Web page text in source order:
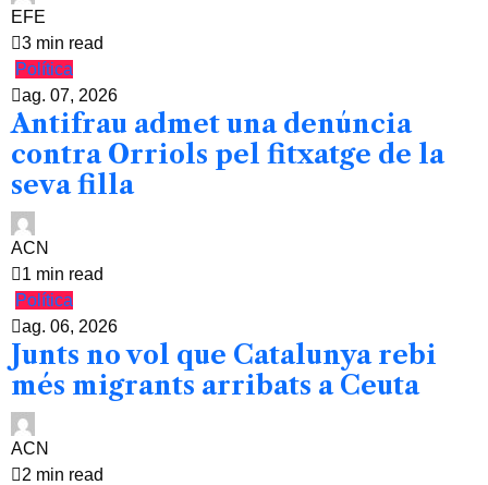
EFE
3 min read
Política
ag. 07, 2026
Antifrau admet una denúncia
contra Orriols pel fitxatge de la
seva filla
ACN
1 min read
Política
ag. 06, 2026
Junts no vol que Catalunya rebi
més migrants arribats a Ceuta
ACN
2 min read